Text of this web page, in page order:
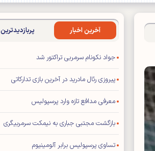
آخرین اخبار پربازدیدترین
جواد نکونام سرمربی تراکتور شد
پیروزی رئال مادرید در آخرین بازی تدارکاتی
معرفی مدافع تازه وارد پرسپولیس
بازگشت مجتبی جباری به نیمکت سرمربیگری
تساوی پرسپولیس برابر آلومینیوم